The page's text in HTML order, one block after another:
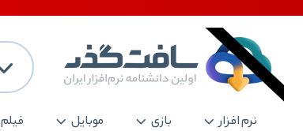
نرم افزار بازی موبایل فیلم